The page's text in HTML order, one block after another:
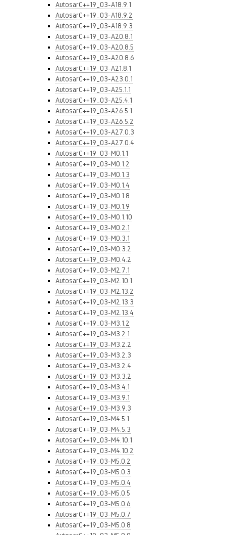
AutosarC++19_03-A18.9.1
AutosarC++19_03-A18.9.2
AutosarC++19_03-A18.9.3
AutosarC++19_03-A20.8.1
AutosarC++19_03-A20.8.5
AutosarC++19_03-A20.8.6
AutosarC++19_03-A21.8.1
AutosarC++19_03-A23.0.1
AutosarC++19_03-A25.1.1
AutosarC++19_03-A25.4.1
AutosarC++19_03-A26.5.1
AutosarC++19_03-A26.5.2
AutosarC++19_03-A27.0.3
AutosarC++19_03-A27.0.4
AutosarC++19_03-M0.1.1
AutosarC++19_03-M0.1.2
AutosarC++19_03-M0.1.3
AutosarC++19_03-M0.1.4
AutosarC++19_03-M0.1.8
AutosarC++19_03-M0.1.9
AutosarC++19_03-M0.1.10
AutosarC++19_03-M0.2.1
AutosarC++19_03-M0.3.1
AutosarC++19_03-M0.3.2
AutosarC++19_03-M0.4.2
AutosarC++19_03-M2.7.1
AutosarC++19_03-M2.10.1
AutosarC++19_03-M2.13.2
AutosarC++19_03-M2.13.3
AutosarC++19_03-M2.13.4
AutosarC++19_03-M3.1.2
AutosarC++19_03-M3.2.1
AutosarC++19_03-M3.2.2
AutosarC++19_03-M3.2.3
AutosarC++19_03-M3.2.4
AutosarC++19_03-M3.3.2
AutosarC++19_03-M3.4.1
AutosarC++19_03-M3.9.1
AutosarC++19_03-M3.9.3
AutosarC++19_03-M4.5.1
AutosarC++19_03-M4.5.3
AutosarC++19_03-M4.10.1
AutosarC++19_03-M4.10.2
AutosarC++19_03-M5.0.2
AutosarC++19_03-M5.0.3
AutosarC++19_03-M5.0.4
AutosarC++19_03-M5.0.5
AutosarC++19_03-M5.0.6
AutosarC++19_03-M5.0.7
AutosarC++19_03-M5.0.8